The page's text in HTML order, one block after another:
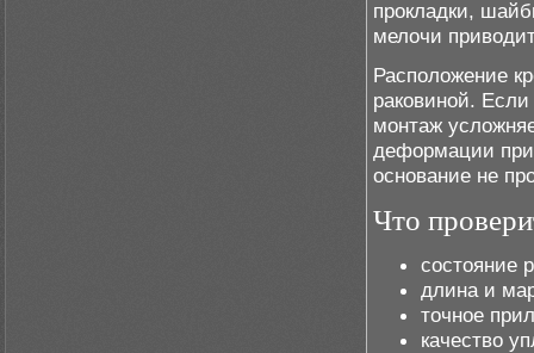
прокладки,
мелочи
Расположение
раковиной.
монтаж
деформации при
основание не
Что
состояние
длина и
точное
качество